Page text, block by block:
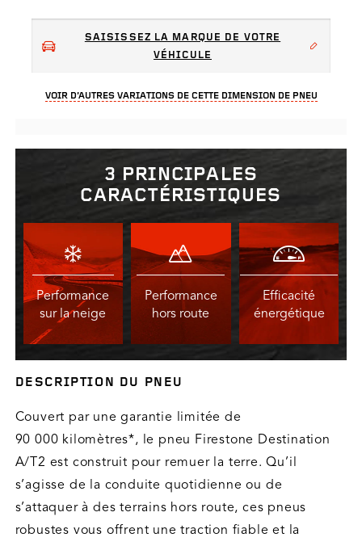
SAISISSEZ LA MARQUE DE VOTRE
VÉHICULE
VOIR D’AUTRES VARIATIONS DE CETTE DIMENSION DE PNEU
3 PRINCIPALES
CARACTÉRISTIQUES
Performance
sur la neige
Performance
hors route
Efficacité
énergétique
DESCRIPTION DU PNEU
Couvert par une garantie limitée de
90 000 kilomètres*, le pneu Firestone Destination
A/T2 est construit pour remuer la terre. Qu’il
s’agisse de la conduite quotidienne ou de
s’attaquer à des terrains hors route, ces pneus
robustes vous offrent une traction fiable et la